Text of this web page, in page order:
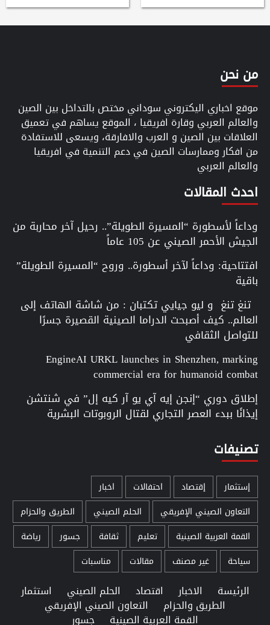
من نحن
موقع اخباري اليكتروني سوداني مختص بالتداخل بين الصين
والعالم العربي وقارة افريقيا ، الموقع يساهم في تعميق
العلاقات بين الصين و العرب والافارقة، ويسعى للاستفادة
من افكار وممارسات الصين في دعم التنمية في افريقيا
والعالم العربي
احدث المقالات
وداعاً لأسطورة “المسيرة الطويلة”.. رحيل آخر محاربة من
الجيش الأحمر الصيني عن 105 عاماً
افتتاحية: وداعاً لآخر أسطورة.. وروح “المسيرة الطويلة”
باقية
تنغ تنغ و ليو جيايي تكتبان : من شاشة الهاتف إلى
العالم.. كيف أصبحت الدراما الصينية القصيرة جسرًا
للتواصل الثقافي
EngineAI URKL launches in Shenzhen, marking
commercial era for humanoid combat
إطلاق دوري “إنجن إيه آي يو آر كيه إل” في شنتشن
إيذانًا ببدء العصر التجاري لقتال الروبوتات البشرية
تصنيفات
إستثمار إقتصاد احتفالات
اخبار
التعاون الصيني الإفريقي
الحلم الصيني
الطريق والحزام
القمة العربية الصينية
تعليم ثقافة جسور
رياضة
سياحة
غير مصنف مقالات مناسبات
الرئيسة الاخبار اقتصاد الحلم الصيني استثمار
الطريق والحزام التعاون الصيني الإفريقي
القمة العربية الصينية جسور